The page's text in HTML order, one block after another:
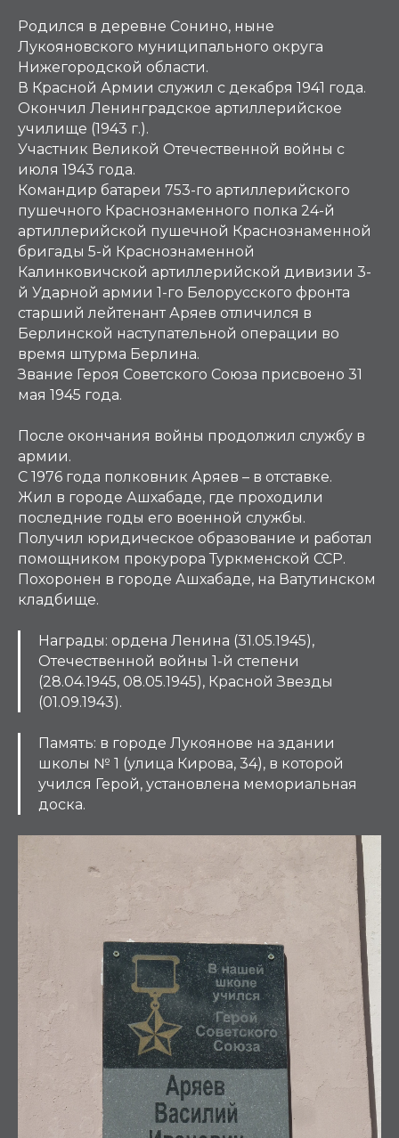
Родился в деревне Сонино, ныне
Лукояновского муниципального округа
Нижегородской области.
В Красной Армии служил с декабря 1941 года.
Окончил Ленинградское артиллерийское
училище (1943 г.).
Участник Великой Отечественной войны с
июля 1943 года.
Командир батареи 753-го артиллерийского
пушечного Краснознаменного полка 24-й
артиллерийской пушечной Краснознаменной
бригады 5-й Краснознаменной
Калинковичской артиллерийской дивизии 3-
й Ударной армии 1-го Белорусского фронта
старший лейтенант Аряев отличился в
Берлинской наступательной операции во
время штурма Берлина.
Звание Героя Советского Союза присвоено 31
мая 1945 года.
После окончания войны продолжил службу в
армии.
С 1976 года полковник Аряев – в отставке.
Жил в городе Ашхабаде, где проходили
последние годы его военной службы.
Получил юридическое образование и работал
помощником прокурора Туркменской ССР.
Похоронен в городе Ашхабаде, на Ватутинском
кладбище.
Награды: ордена Ленина (31.05.1945),
Отечественной войны 1-й степени
(28.04.1945, 08.05.1945), Красной Звезды
(01.09.1943).
Память: в городе Лукоянове на здании
школы № 1 (улица Кирова, 34), в которой
учился Герой, установлена мемориальная
доска.